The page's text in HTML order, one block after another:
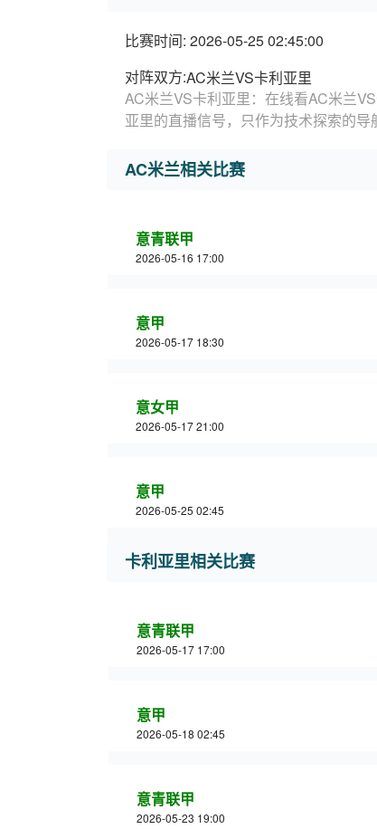
比赛时间: 2026-05-25 02:45:00
对阵双方:AC米兰VS卡利亚里
AC米兰VS卡利亚里：在线看AC米兰
亚里的直播信号，只作为技术探索的导
AC米兰相关比赛
意青联甲
2026-05-16 17:00
意甲
2026-05-17 18:30
意女甲
2026-05-17 21:00
意甲
2026-05-25 02:45
卡利亚里相关比赛
意青联甲
2026-05-17 17:00
意甲
2026-05-18 02:45
意青联甲
2026-05-23 19:00